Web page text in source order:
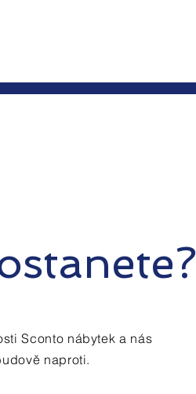
Sconto nábytek a nás
naproti.